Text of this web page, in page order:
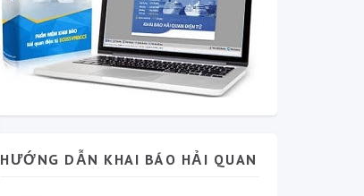
HƯỚNG DẪN KHAI BÁO HẢI QUAN